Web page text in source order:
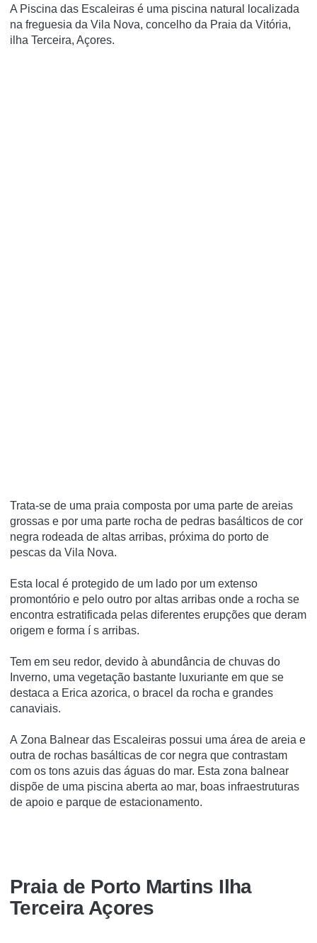
A Piscina das Escaleiras é uma piscina natural localizada
na freguesia da Vila Nova, concelho da Praia da Vitória,
ilha Terceira, Açores.
Trata-se de uma praia composta por uma parte de areias
grossas e por uma parte rocha de pedras basálticos de cor
negra rodeada de altas arribas, próxima do porto de
pescas da Vila Nova.
Esta local é protegido de um lado por um extenso
promontório e pelo outro por altas arribas onde a rocha se
encontra estratificada pelas diferentes erupções que deram
origem e forma í s arribas.
Tem em seu redor, devido à abundância de chuvas do
Inverno, uma vegetação bastante luxuriante em que se
destaca a Erica azorica, o bracel da rocha e grandes
canaviais.
A Zona Balnear das Escaleiras possui uma área de areia e
outra de rochas basálticas de cor negra que contrastam
com os tons azuis das águas do mar. Esta zona balnear
dispõe de uma piscina aberta ao mar, boas infraestruturas
de apoio e parque de estacionamento.
Praia de Porto Martins Ilha
Terceira Açores